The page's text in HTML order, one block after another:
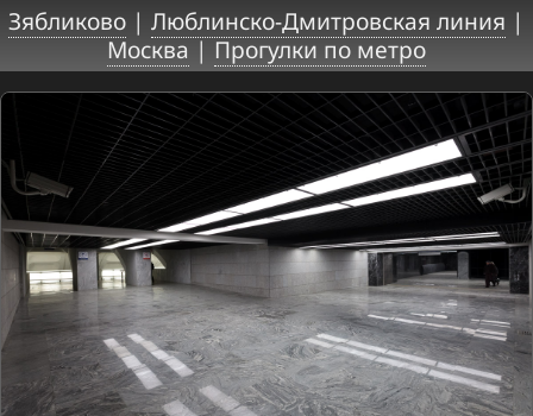
Зябликово | Люблинско-Дмитровская линия |
Москва|Прогулки по метро